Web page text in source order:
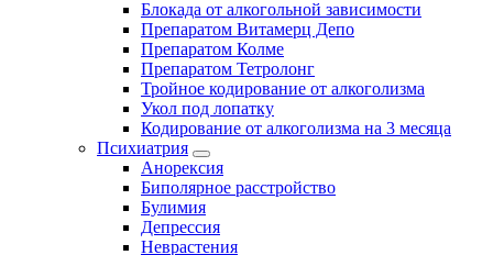
Блокада от алкогольной зависимости
Препаратом Витамерц Депо
Препаратом Колме
Препаратом Тетролонг
Тройное кодирование от алкоголизма
Укол под лопатку
Кодирование от алкоголизма на 3 месяца
Психиатрия
Анорексия
Биполярное расстройство
Булимия
Депрессия
Неврастения